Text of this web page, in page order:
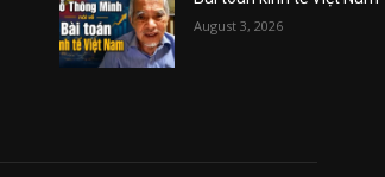
August 3, 2026